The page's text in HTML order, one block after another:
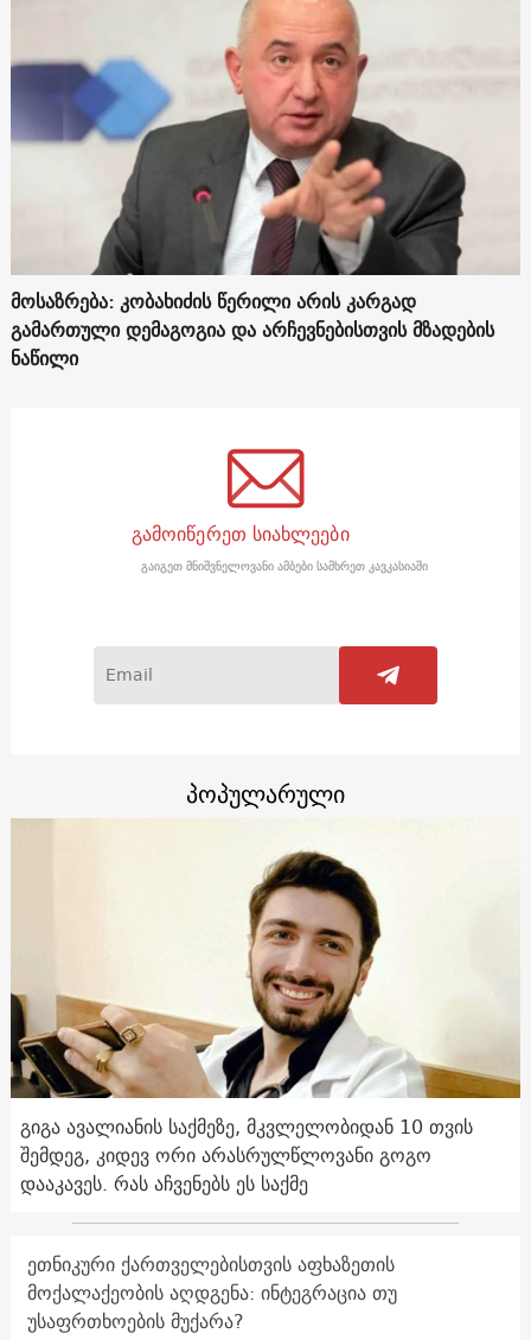
მოსაზრება: კობახიძის წერილი არის კარგად
გამართული დემაგოგია და არჩევნებისთვის მზადების
ნაწილი
გამოიწერეთ სიახლეები
გაიგეთ მნიშვნელოვანი ამბები სამხრეთ კავკასიაში
პოპულარული
გიგა ავალიანის საქმეზე, მკვლელობიდან 10 თვის
შემდეგ, კიდევ ორი არასრულწლოვანი გოგო
დააკავეს. რას აჩვენებს ეს საქმე
ეთნიკური ქართველებისთვის აფხაზეთის
მოქალაქეობის აღდგენა: ინტეგრაცია თუ
უსაფრთხოების მუქარა?